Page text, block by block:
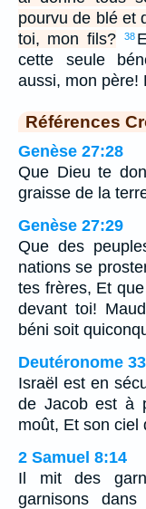
pourvu de blé et
toi, mon fils?
38
cette seule
aussi, mon
Références
Genèse 27:28
Que Dieu te
graisse de la
Genèse 27:29
Que des
nations se
tes frères, Et
devant toi!
béni soit
Deutéronome
Israël est en
de Jacob est à
moût, Et son ciel
2 Samuel 8:14
Il mit des
garnisons